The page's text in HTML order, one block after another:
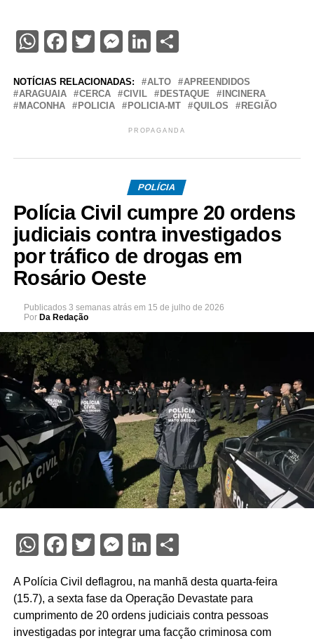
WhatsApp
Facebook
Twitter
Messenger
LinkedIn
Share
NOTÍCIAS RELACIONADAS: ALTO
APREENDIDOS
ARAGUAIA
CERCA CIVIL DESTAQUE
INCINERA
MACONHA
POLICIA POLICIA-MT QUILOS REGIÃO
PROPAGANDA
POLÍCIA
Polícia Civil cumpre 20 ordens
judiciais contra investigados
por tráfico de drogas em
Rosário Oeste
Publicados 3 semanas atrás em 15 de julho de 2026
Por Da Redação
WhatsApp
Facebook
TwitterMessenger
LinkedIn
A Polícia Civil deflagrou, na manhã desta quarta-feira
(15.7), a sexta fase da Operação Devastate para
cumprimento de 20 ordens judiciais contra pessoas
investigadas por integrar uma facção criminosa com